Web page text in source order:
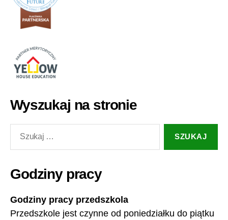
Wyszukaj na stronie
Godziny pracy
Godziny pracy przedszkola
Przedszkole jest czynne od poniedziałku do piątku